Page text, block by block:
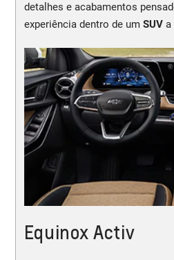
detalhes e acabamentos
experiência dentro de um SUVa
Equinox Activ